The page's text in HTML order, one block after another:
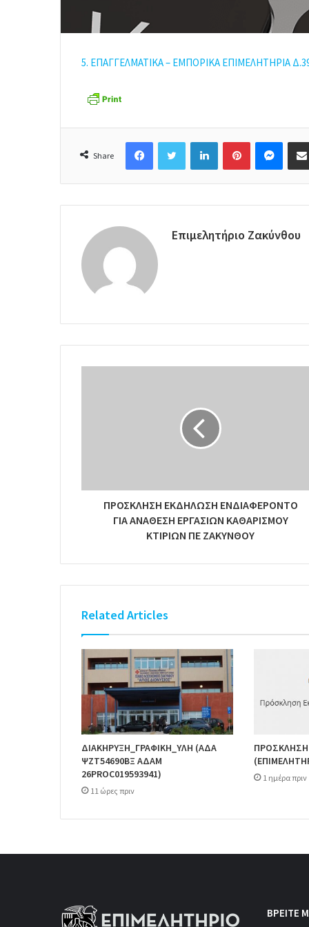
5. ΕΠΑΓΓΕΛΜΑΤΙΚΑ – ΕΜΠΟΡΙΚΑ ΕΠΙΜΕΛΗΤΗΡΙΑ
Share
Επιμελητήριο Ζακύνθου
ΠΡΟΣΚΛΗΣΗ ΕΚΔΗΛΩΣΗ ΕΝΔΙΑΦΕΡΟΝΤΟ
ΓΙΑ ΑΝΑΘΕΣΗ ΕΡΓΑΣΙΩΝ ΚΑΘΑΡΙΣΜΟΥ
ΚΤΙΡΙΩΝ ΠΕ ΖΑΚΥΝΘΟΥ
Related Articles
ΔΙΑΚΗΡΥΞΗ_ΓΡΑΦΙΚΗ_ΥΛΗ (ΑΔΑ
ΨΖΤ54690ΒΞ ΑΔΑΜ
26PROC019593941)
11 ώρες πριν
1 ημέρα πριν
ΒΡΕΙΤΕ